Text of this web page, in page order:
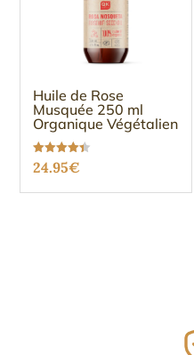
Huile de Rose
Musquée 250 ml
Organique Végétalien
Note
4.37
24.95€